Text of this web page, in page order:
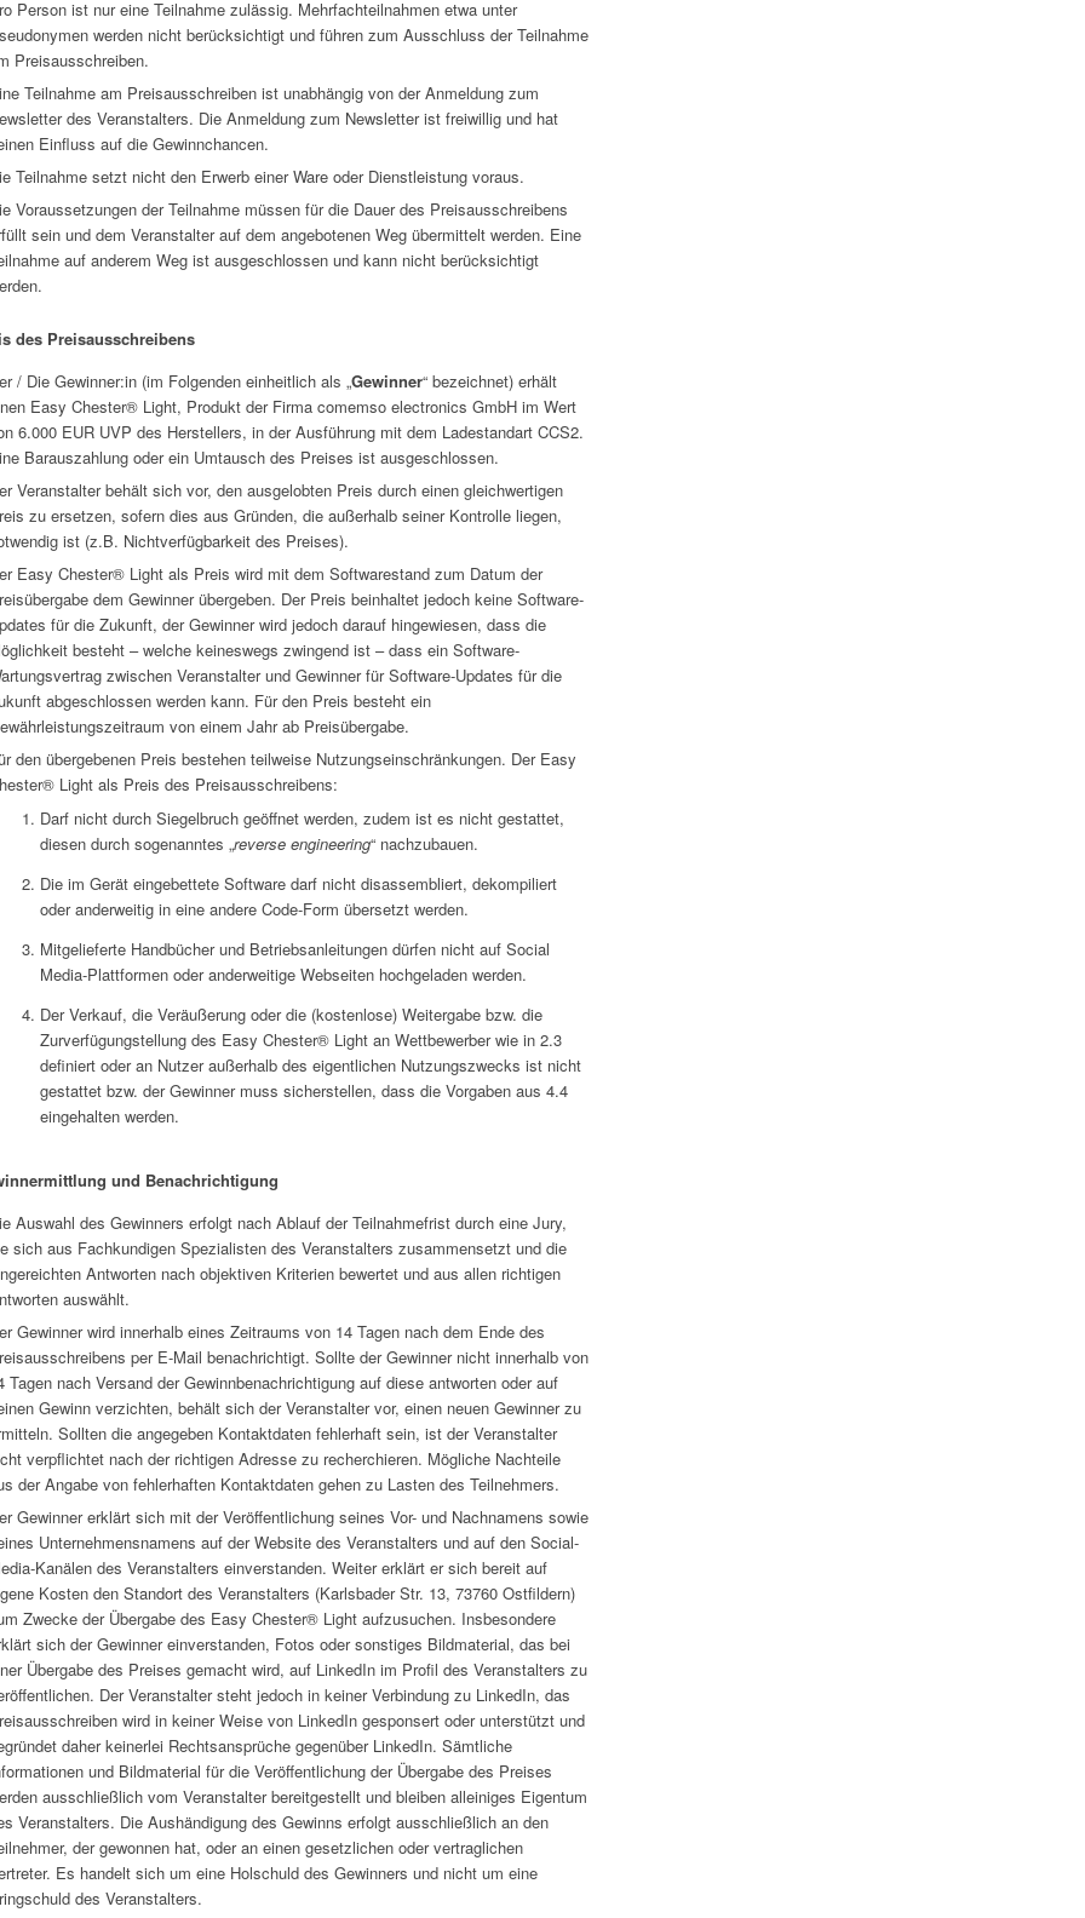
Person ist nur eine Teilnahme zulässig. Mehrfachteilnahmen etwa unter
werden nicht berücksichtigt und führen zum Ausschluss der Teilnahme
Preisausschreiben.
Teilnahme am Preisausschreiben ist unabhängig von der Anmeldung zum
des Veranstalters. Die Anmeldung zum Newsletter ist freiwillig und hat
Einfluss auf die Gewinnchancen.
Teilnahme setzt nicht den Erwerb einer Ware oder Dienstleistung voraus.
Voraussetzungen der Teilnahme müssen für die Dauer des Preisausschreibens
sein und dem Veranstalter auf dem angebotenen Weg übermittelt werden. Eine
auf anderem Weg ist ausgeschlossen und kann nicht berücksichtigt
des Preisausschreibens
/ Die Gewinner:in (im Folgenden einheitlich als „Gewinner“ bezeichnet) erhält
Easy Chester® Light, Produkt der Firma comemso electronics GmbH im Wert
6.000 EUR UVP des Herstellers, in der Ausführung mit dem Ladestandart CCS2.
Barauszahlung oder ein Umtausch des Preises ist ausgeschlossen.
Veranstalter behält sich vor, den ausgelobten Preis durch einen gleichwertigen
zu ersetzen, sofern dies aus Gründen, die außerhalb seiner Kontrolle liegen,
ist (z.B. Nichtverfügbarkeit des Preises).
Easy Chester® Light als Preis wird mit dem Softwarestand zum Datum der
dem Gewinner übergeben. Der Preis beinhaltet jedoch keine Software-
für die Zukunft, der Gewinner wird jedoch darauf hingewiesen, dass die
besteht – welche keineswegs zwingend ist – dass ein Software-
zwischen Veranstalter und Gewinner für Software-Updates für die
abgeschlossen werden kann. Für den Preis besteht ein
von einem Jahr ab Preisübergabe.
den übergebenen Preis bestehen teilweise Nutzungseinschränkungen. Der Easy
Light als Preis des Preisausschreibens:
Darf nicht durch Siegelbruch geöffnet werden, zudem ist es nicht gestattet,
diesen durch sogenanntes „reverse engineering“ nachzubauen.
Die im Gerät eingebettete Software darf nicht disassembliert, dekompiliert
oder anderweitig in eine andere Code-Form übersetzt werden.
Mitgelieferte Handbücher und Betriebsanleitungen dürfen nicht auf Social
Media-Plattformen oder anderweitige Webseiten hochgeladen werden.
Der Verkauf, die Veräußerung oder die (kostenlose) Weitergabe bzw. die
Zurverfügungstellung des Easy Chester® Light an Wettbewerber wie in 2.3
definiert oder an Nutzer außerhalb des eigentlichen Nutzungszwecks ist nicht
gestattet bzw. der Gewinner muss sicherstellen, dass die Vorgaben aus 4.4
eingehalten werden.
und Benachrichtigung
Auswahl des Gewinners erfolgt nach Ablauf der Teilnahmefrist durch eine Jury,
sich aus Fachkundigen Spezialisten des Veranstalters zusammensetzt und die
Antworten nach objektiven Kriterien bewertet und aus allen richtigen
auswählt.
Gewinner wird innerhalb eines Zeitraums von 14 Tagen nach dem Ende des
per E-Mail benachrichtigt. Sollte der Gewinner nicht innerhalb von
Tagen nach Versand der Gewinnbenachrichtigung auf diese antworten oder auf
Gewinn verzichten, behält sich der Veranstalter vor, einen neuen Gewinner zu
Sollten die angegeben Kontaktdaten fehlerhaft sein, ist der Veranstalter
verpflichtet nach der richtigen Adresse zu recherchieren. Mögliche Nachteile
der Angabe von fehlerhaften Kontaktdaten gehen zu Lasten des Teilnehmers.
Gewinner erklärt sich mit der Veröffentlichung seines Vor- und Nachnamens sowie
Unternehmensnamens auf der Website des Veranstalters und auf den Social-
Kanälen des Veranstalters einverstanden. Weiter erklärt er sich bereit auf
Kosten den Standort des Veranstalters (Karlsbader Str. 13, 73760 Ostfildern)
Zwecke der Übergabe des Easy Chester® Light aufzusuchen. Insbesondere
sich der Gewinner einverstanden, Fotos oder sonstiges Bildmaterial, das bei
Übergabe des Preises gemacht wird, auf LinkedIn im Profil des Veranstalters zu
Der Veranstalter steht jedoch in keiner Verbindung zu LinkedIn, das
wird in keiner Weise von LinkedIn gesponsert oder unterstützt und
daher keinerlei Rechtsansprüche gegenüber LinkedIn. Sämtliche
und Bildmaterial für die Veröffentlichung der Übergabe des Preises
ausschließlich vom Veranstalter bereitgestellt und bleiben alleiniges Eigentum
Veranstalters. Die Aushändigung des Gewinns erfolgt ausschließlich an den
der gewonnen hat, oder an einen gesetzlichen oder vertraglichen
Es handelt sich um eine Holschuld des Gewinners und nicht um eine
des Veranstalters.